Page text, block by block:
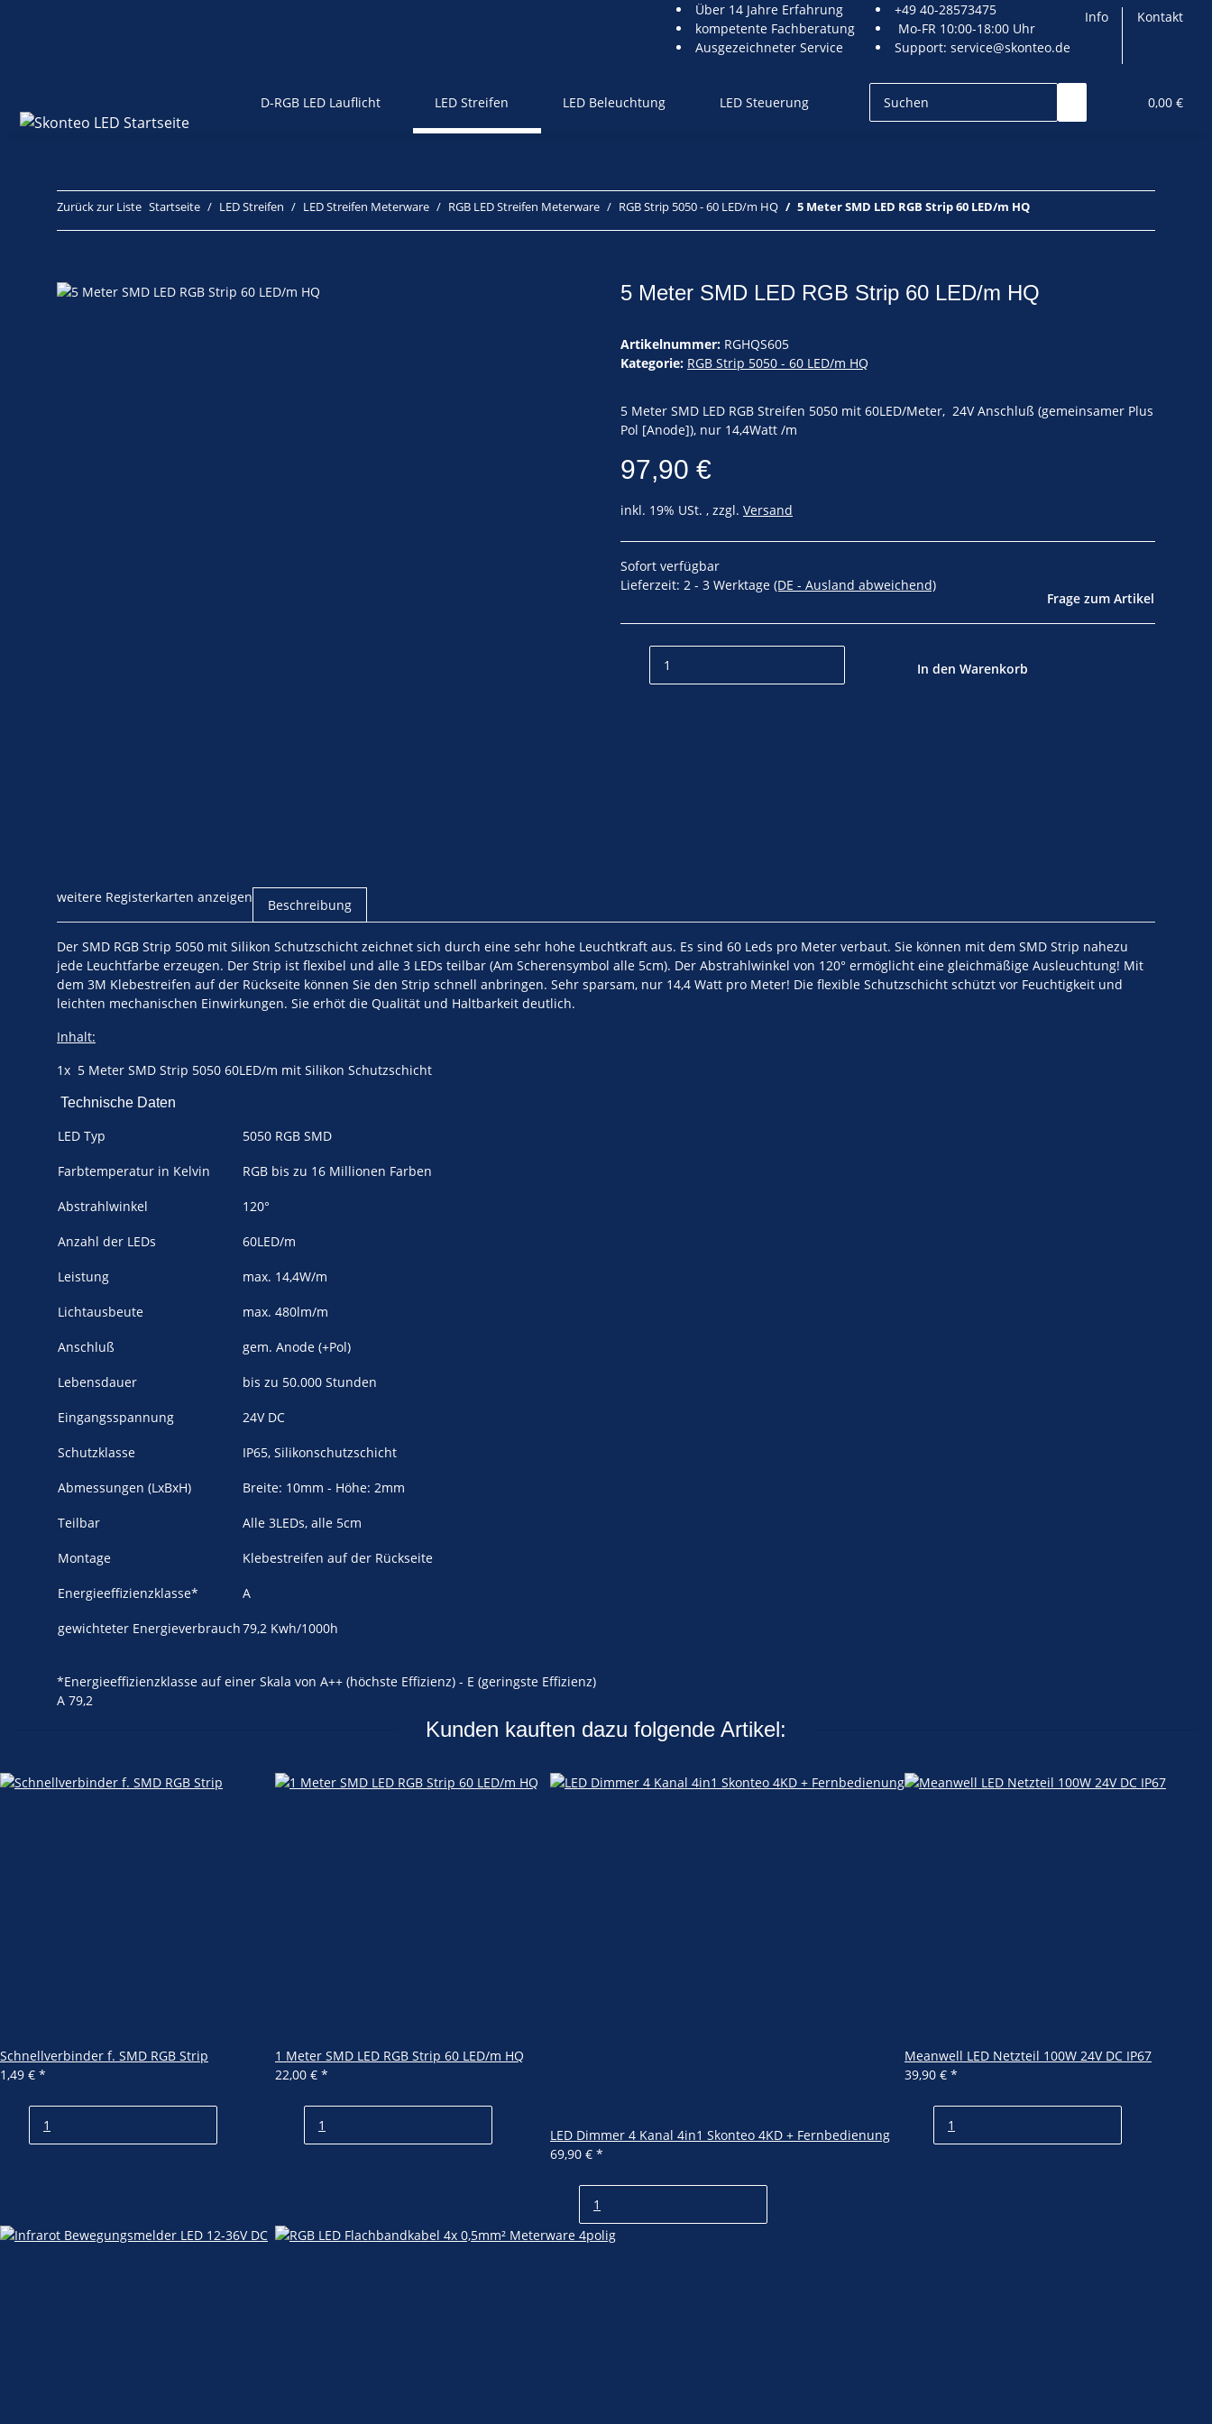
Info Kontakt
+49 40-28573475
Mo-FR 10:00-18:00 Uhr
Support: service@skonteo.de
Über 14 Jahre Erfahrung
kompetente Fachberatung
Ausgezeichneter Service
0,00 €
D-RGB LED Lauflicht LED Streifen LED Beleuchtung LED Steuerung LED Netzteile
Zurück zur Liste Startseite LED Streifen LED Streifen Meterware RGB LED Streifen Meterware RGB Strip 5050 - 60 LED/m HQ 5 Meter SMD LED RGB Strip 60 LED/m HQ
5 Meter SMD LED RGB Strip 60 LED/m HQ
Artikelnummer: RGHQS605
Kategorie: RGB Strip 5050 - 60 LED/m HQ
5 Meter SMD LED RGB Streifen 5050 mit 60LED/Meter, 24V Anschluß (gemeinsamer Plus
Pol [Anode]), nur 14,4Watt /m
97,90 €
inkl. 19% USt. , zzgl. Versand
Sofort verfügbar
Lieferzeit: 2 - 3 Werktage (DE - Ausland abweichend)
Frage zum Artikel
In den Warenkorb
weitere Registerkarten anzeigen Beschreibung
Der SMD RGB Strip 5050 mit Silikon Schutzschicht zeichnet sich durch eine sehr hohe Leuchtkraft aus. Es sind 60 Leds pro Meter verbaut. Sie können mit dem SMD Strip nahezu
jede Leuchtfarbe erzeugen. Der Strip ist flexibel und alle 3 LEDs teilbar (Am Scherensymbol alle 5cm). Der Abstrahlwinkel von 120° ermöglicht eine gleichmäßige Ausleuchtung! Mit
dem 3M Klebestreifen auf der Rückseite können Sie den Strip schnell anbringen. Sehr sparsam, nur 14,4 Watt pro Meter! Die flexible Schutzschicht schützt vor Feuchtigkeit und
leichten mechanischen Einwirkungen. Sie erhöt die Qualität und Haltbarkeit deutlich.
Inhalt:
1x 5 Meter SMD Strip 5050 60LED/m mit Silikon Schutzschicht
Technische Daten
LED Typ 5050 RGB SMD
Farbtemperatur in Kelvin RGB bis zu 16 Millionen Farben
Abstrahlwinkel 120°
Anzahl der LEDs 60LED/m
Leistung max. 14,4W/m
Lichtausbeute max. 480lm/m
Anschluß gem. Anode (+Pol)
Lebensdauer bis zu 50.000 Stunden
Eingangsspannung 24V DC
Schutzklasse IP65, Silikonschutzschicht
Abmessungen (LxBxH) Breite: 10mm - Höhe: 2mm
Teilbar Alle 3LEDs, alle 5cm
Montage Klebestreifen auf der Rückseite
Energieeffizienzklasse* A
gewichteter Energieverbrauch79,2 Kwh/1000h
*Energieeffizienzklasse auf einer Skala von A++ (höchste Effizienz) - E (geringste Effizienz)
A 79,2
Kunden kauften dazu folgende Artikel:
Schnellverbinder f. SMD RGB Strip
1,49 € *
1 Meter SMD LED RGB Strip 60 LED/m HQ
22,00 € *
LED Dimmer 4 Kanal 4in1 Skonteo 4KD + Fernbedienung
69,90 € *
Meanwell LED Netzteil 100W 24V DC IP67
39,90 € *